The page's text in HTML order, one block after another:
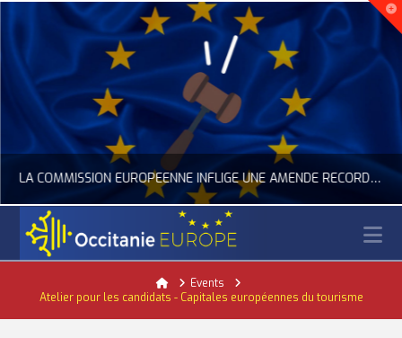
LA COMMISSION EUROPÉENNE INFLIGE UNE AMENDE RECORD À GOOGLE
ACTUALITÉ DE L'UNION EUROPÉENNE, ACTUALITÉ DE LA REPRÉSENTATION D’OCCITANIE EUROPE, NUMÉRIQUE- DIGITAL
HomeEvents
Atelier pour les candidats - Capitales européennes du tourisme